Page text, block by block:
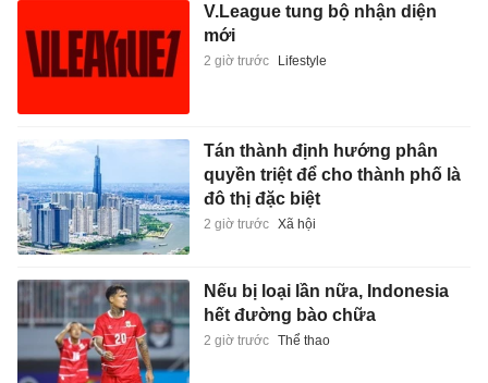
V.League tung bộ nhận diện
mới
2 giờ trước Lifestyle
Tán thành định hướng phân
quyền triệt để cho thành phố là
đô thị đặc biệt
2 giờ trước Xã hội
Nếu bị loại lần nữa, Indonesia
hết đường bào chữa
2 giờ trước Thể thao